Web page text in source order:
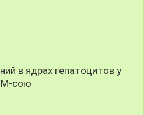
в ядрах гепатоцитов у
сою